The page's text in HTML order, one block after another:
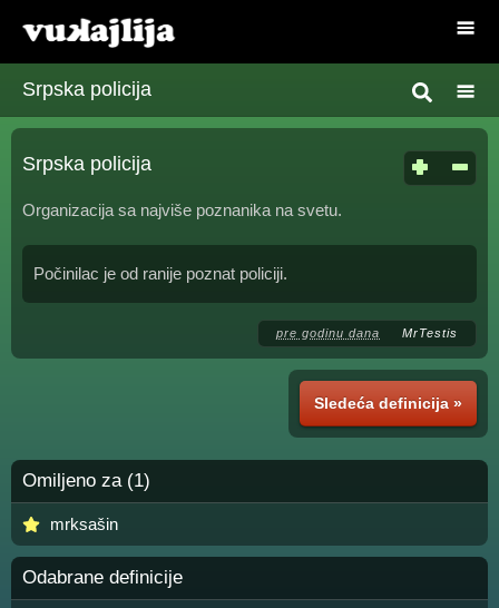
Srpska policija
Srpska policija
Organizacija sa najviše poznanika na svetu.
Počinilac je od ranije poznat policiji.
pre godinu dana MrTestis
Sledeća definicija »
Omiljeno za (1)
mrksašin
Odabrane definicije